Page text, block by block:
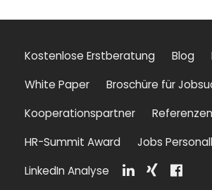
Kostenlose Erstberatung Blog
White Paper
Broschüre für
Kooperationspartner
Referenzen
HR-Summit Award
Jobs
LinkedIn Analyse